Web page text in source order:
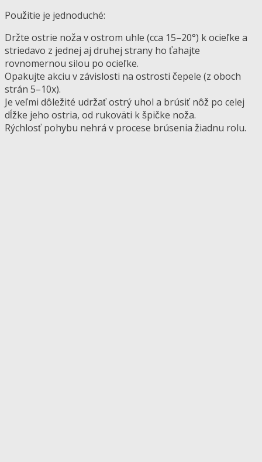
Použitie je jednoduché:
Držte ostrie noža v ostrom uhle (cca 15–20°) k ocieľke a
striedavo z jednej aj druhej strany ho ťahajte
rovnomernou silou po ocieľke.
Opakujte akciu v závislosti na ostrosti čepele (z oboch
strán 5–10x).
Je veľmi dôležité udržať ostrý uhol a brúsiť nôž po celej
dĺžke jeho ostria, od rukoväti k špičke noža.
Rýchlosť pohybu nehrá v procese brúsenia žiadnu rolu.